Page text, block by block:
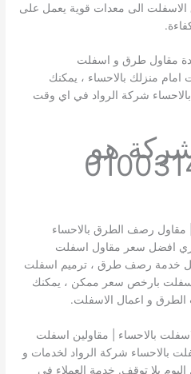
الى معدات قوية يعمل على
منزلك بالاحساء ، يمكنك
شركة الرواد في اي وقت
هو
افضل سعر مقاول اسفلت
خدمة رصف طرق ، ترميم اسفلت
بارخص سعر ممكن ، يمكنك
الطرق و اعمال الاسفلت.
بالاحساء شركة الرواد لخدمات و
بلا توقف. خدمة العملاء في